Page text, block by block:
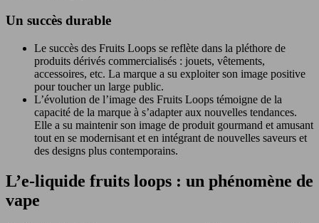
Un succès durable
Le succès des Fruits Loops se reflète dans la pléthore de
produits dérivés commercialisés : jouets, vêtements,
accessoires, etc. La marque a su exploiter son image positive
pour toucher un large public.
L’évolution de l’image des Fruits Loops témoigne de la
capacité de la marque à s’adapter aux nouvelles tendances.
Elle a su maintenir son image de produit gourmand et amusant
tout en se modernisant et en intégrant de nouvelles saveurs et
des designs plus contemporains.
L’e-liquide fruits loops : un phénomène de
vape